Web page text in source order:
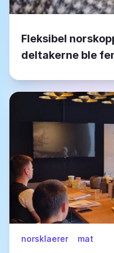
Fleksibel
deltakerne ble
norsklaerer mat